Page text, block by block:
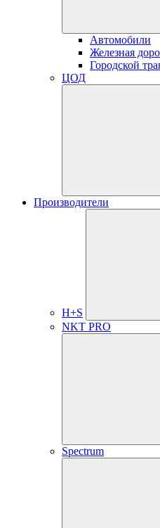
Автомобили
Железная
Городской
ЦОД
Производители
H+S
NKT PRO
Spectrum